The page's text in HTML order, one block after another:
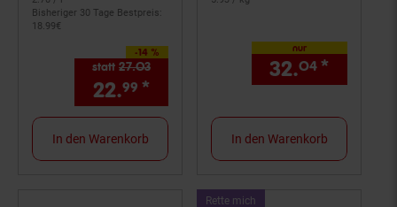
Bisheriger 30 Tage Bestpreis:
18.99€
-14 %
Sie Sparen 14 Prozent,
statt 27.03
22.99 * Aktueller Preis: 22,99€
In den Warenkorb
nur
32.04 *
In den Warenkorb
Rette mich